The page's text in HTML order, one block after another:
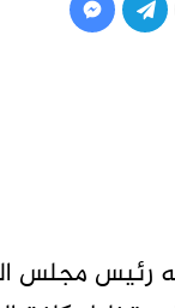
مجلس